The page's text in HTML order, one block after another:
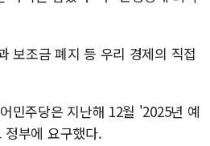
보조금 폐지 등 우리 경제의 직접
민주당은 지난해 12월 '2025년 예
부에 요구했다.